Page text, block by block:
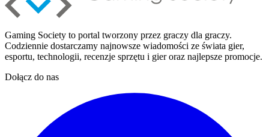
Gaming Society to portal tworzony przez graczy dla graczy.
Codziennie dostarczamy najnowsze wiadomości ze świata gier,
esportu, technologii, recenzje sprzętu i gier oraz najlepsze promocje.
Dołącz do nas